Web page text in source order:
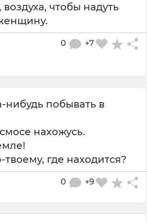
чтобы надуть
+7
0
нибудь побывать в
нахожусь.
где находится?
+9
0